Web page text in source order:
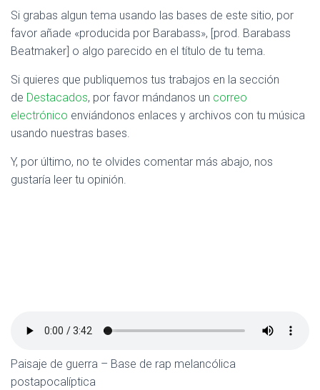
Si grabas algun tema usando las bases de este sitio, por
favor añade «producida por Barabass», [prod. Barabass
Beatmaker] o algo parecido en el título de tu tema.
Si quieres que publiquemos tus trabajos en la sección
de Destacados, por favor mándanos un correo
electrónico enviándonos enlaces y archivos con tu música
usando nuestras bases.
Y, por último, no te olvides comentar más abajo, nos
gustaría leer tu opinión.
Paisaje de guerra – Base de rap melancólica
postapocalíptica